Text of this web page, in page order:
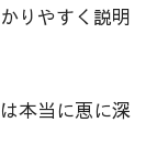
りやすく説明
本当に恵に深